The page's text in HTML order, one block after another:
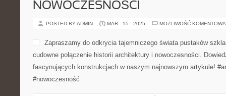
NOWOCZESNOŚCI
POSTED BY ADMIN MAR - 15 - 2025 MOŻLIWOŚĆ
Zapraszamy do odkrycia tajemniczego świata pustaków
cudowne połączenie historii architektury i nowoczesności.
fascynujących konstrukcjach w naszym najnowszym artykule!
#nowoczesność